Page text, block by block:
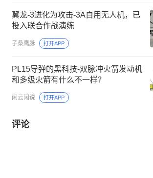
翼龙-3进化为攻击-3A自用无人机，已
投入联合作战演练
子桑鹰脉 打开APP
PL15导弹的黑科技-双脉冲火箭发动机
和多级火箭有什么不一样？
闲云闲说 打开APP
评论